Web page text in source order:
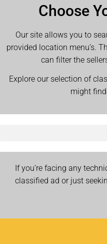
Choose
Our site allows you to
provided location menu’s.
can filter the
Explore our selection of
might
If you’re facing any
classified ad or just